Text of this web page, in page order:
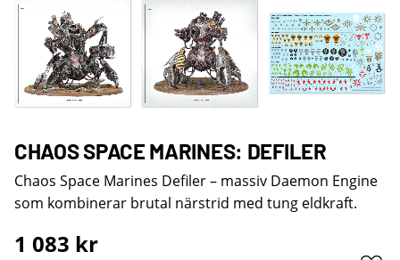
CHAOS SPACE MARINES: DEFILER
Chaos Space Marines Defiler – massiv Daemon Engine
som kombinerar brutal närstrid med tung eldkraft.
1 083 kr